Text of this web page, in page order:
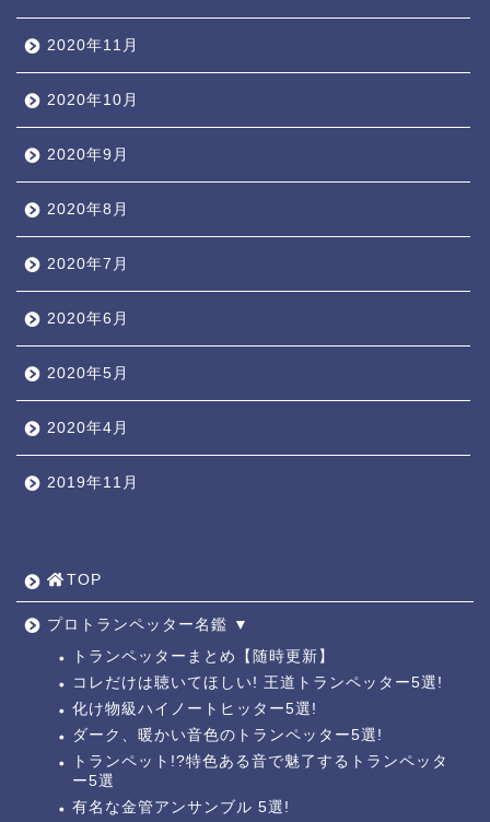
2020年11月
2020年10月
2020年9月
2020年8月
2020年7月
2020年6月
2020年5月
2020年4月
2019年11月
TOP
プロトランペッター名鑑 ▼
トランペッターまとめ【随時更新】
コレだけは聴いてほしい! 王道トランペッター5選!
化け物級ハイノートヒッター5選!
ダーク、暖かい音色のトランペッター5選!
トランペット!?特色ある音で魅了するトランペッタ
ー5選
有名な金管アンサンブル 5選!
トランペッター名鑑 ┫
トランペットの練習法 ┫
お悩み相談回答┛